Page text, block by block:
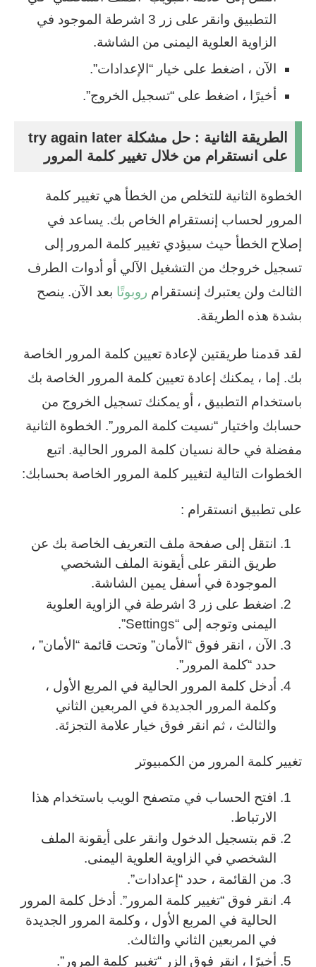
التطبيق وانقر على زر 3 اشرطة الموجود في
الزاوية العلوية اليمنى من الشاشة.
الآن ، اضغط على خيار “الإعدادات”.
أخيرًا ، اضغط على “تسجيل الخروج”.
الطريقة الثانية : حل مشكلة try again later
على انستقرام من خلال تغيير كلمة المرور
الخطوة الثانية للتخلص من الخطأ هي تغيير كلمة
المرور لحساب إنستقرام الخاص بك. يساعد في
إصلاح الخطأ حيث سيؤدي تغيير كلمة المرور إلى
تسجيل خروجك من التشغيل الآلي أو أدوات الطرف
الثالث ولن يعتبرك إنستقرام روبوتًا بعد الآن. ينصح
بشدة هذه الطريقة.
لقد قدمنا طريقتين لإعادة تعيين كلمة المرور الخاصة
بك. إما ، يمكنك إعادة تعيين كلمة المرور الخاصة بك
باستخدام التطبيق ، أو يمكنك تسجيل الخروج من
حسابك واختيار “نسيت كلمة المرور”. الخطوة الثانية
مفضلة في حالة نسيان كلمة المرور الحالية. اتبع
الخطوات التالية لتغيير كلمة المرور الخاصة بحسابك:
على تطبيق انستقرام :
انتقل إلى صفحة ملف التعريف الخاصة بك عن
طريق النقر على أيقونة الملف الشخصي
الموجودة في أسفل يمين الشاشة.
اضغط على زر 3 اشرطة في الزاوية العلوية
اليمنى وتوجه إلى “Settings”.
الآن ، انقر فوق “الأمان” وتحت قائمة “الأمان” ،
حدد “كلمة المرور”.
أدخل كلمة المرور الحالية في المربع الأول ،
وكلمة المرور الجديدة في المربعين الثاني
والثالث ، ثم انقر فوق خيار علامة التجزئة.
تغيير كلمة المرور من الكمبيوتر
افتح الحساب في متصفح الويب باستخدام هذا
الارتباط.
قم بتسجيل الدخول وانقر على أيقونة الملف
الشخصي في الزاوية العلوية اليمنى.
من القائمة ، حدد “إعدادات”.
انقر فوق “تغيير كلمة المرور”. أدخل كلمة المرور
الحالية في المربع الأول ، وكلمة المرور الجديدة
في المربعين الثاني والثالث.
أخيرًا ، انقر فوق الزر “تغيير كلمة المرور”.